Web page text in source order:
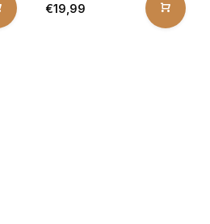
€19,99